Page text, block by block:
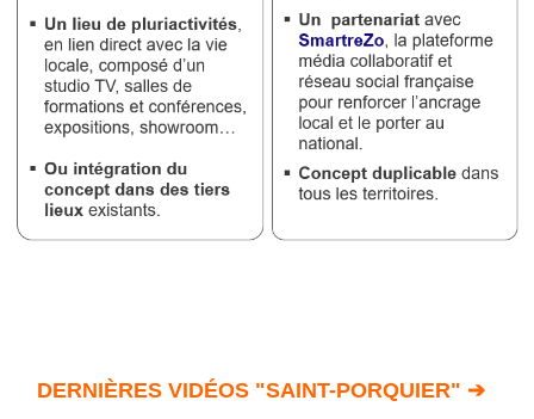
DERNIÈRES VIDÉOS "SAINT-PORQUIER" ➔